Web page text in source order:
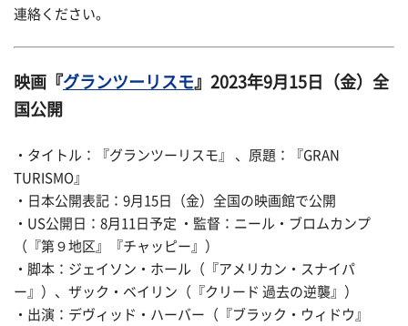
連絡ください。
映画『グランツーリスモ 』2023年9月15日（金）全
国公開
・タイトル：『グランツーリスモ』 、原題：『GRAN
TURISMO』
・日本公開表記：9月15日（金）全国の映画館で公開
・US公開日：8月11日予定 ・監督：ニール・ブロムカンプ
（『第９地区』『チャッピー』）
・脚本：ジェイソン・ホール（『アメリカン・スナイパ
ー』）、ザック・ベイリン（『クリード 過去の逆襲』）
・出演：デヴィッド・ハーバー（『ブラック・ウィドウ』